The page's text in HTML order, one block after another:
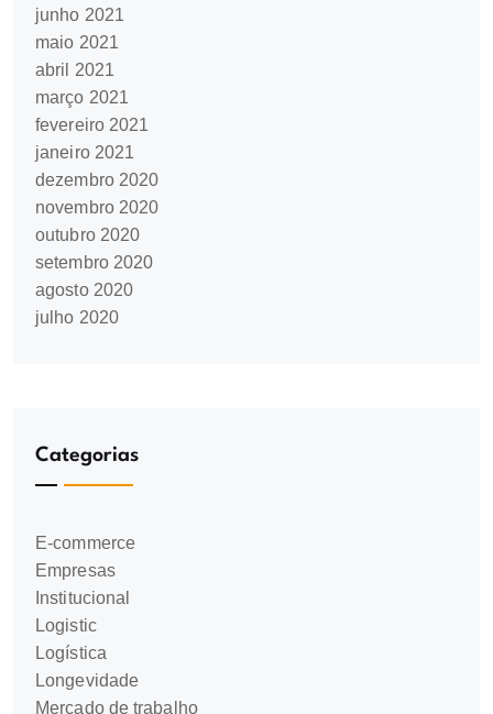
junho 2021
maio 2021
abril 2021
março 2021
fevereiro 2021
janeiro 2021
dezembro 2020
novembro 2020
outubro 2020
setembro 2020
agosto 2020
julho 2020
Categorias
E-commerce
Empresas
Institucional
Logistic
Logística
Longevidade
Mercado de trabalho